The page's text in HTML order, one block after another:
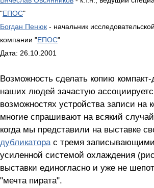
"ЕПОС"
Богдан Пенюк - начальник
компании "ЕПОС"
Дата: 26.10.2001
Возможность сделать копию компакт-
наших людей зачастую
возможностях устройства записи на
многие спрашивают на всякий
когда мы представили на выставке
дубликаторас тремя
усиленной системой охлаждения
выставки единогласно и уже не
"мечта пирата".